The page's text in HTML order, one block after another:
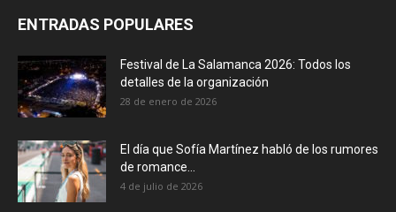
ENTRADAS POPULARES
Festival de La Salamanca 2026: Todos los
detalles de la organización
28 de enero de 2026
El día que Sofía Martínez habló de los rumores
de romance...
4 de julio de 2026